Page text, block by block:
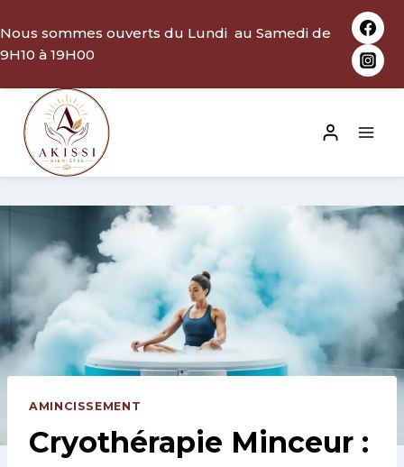
au
contenu
Nous sommes ouverts du Lundi au Samedi de
9H10 à 19H00
AMINCISSEMENT
Cryothérapie Minceur :